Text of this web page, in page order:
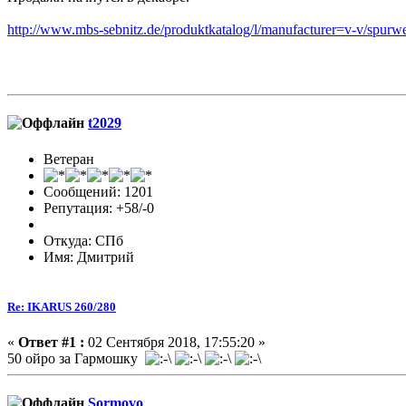
http://www.mbs-sebnitz.de/produktkatalog/l/manufacturer=v-v/
t2029
Ветеран
Сообщений: 1201
Репутация: +58/-0
Откуда: СПб
Имя: Дмитрий
Re: IKARUS 260/280
« Ответ #1 : 02 Сентября 2018, 17:55:20 »
50 ойро за Гармошку